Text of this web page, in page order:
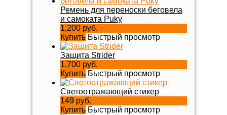
Ремень для переноски беговела
и самоката Puky
1,200 руб.
Купить Быстрый просмотр
Защита Strider
1,700 руб.
Купить Быстрый просмотр
Светоотражающий стикер
149 руб.
Купить Быстрый просмотр